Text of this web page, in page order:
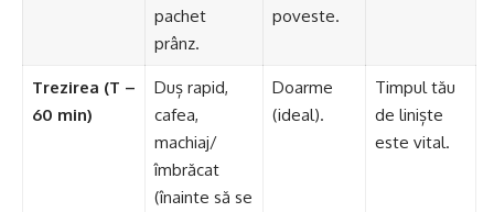
pachet
prânz.
poveste.
Trezirea (T –
60 min)
Duș rapid,
cafea,
machiaj/
îmbrăcat
(înainte să se
Doarme
(ideal).
Timpul tău
de liniște
este vital.